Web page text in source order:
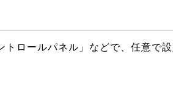
トロールパネル」などで、任意で